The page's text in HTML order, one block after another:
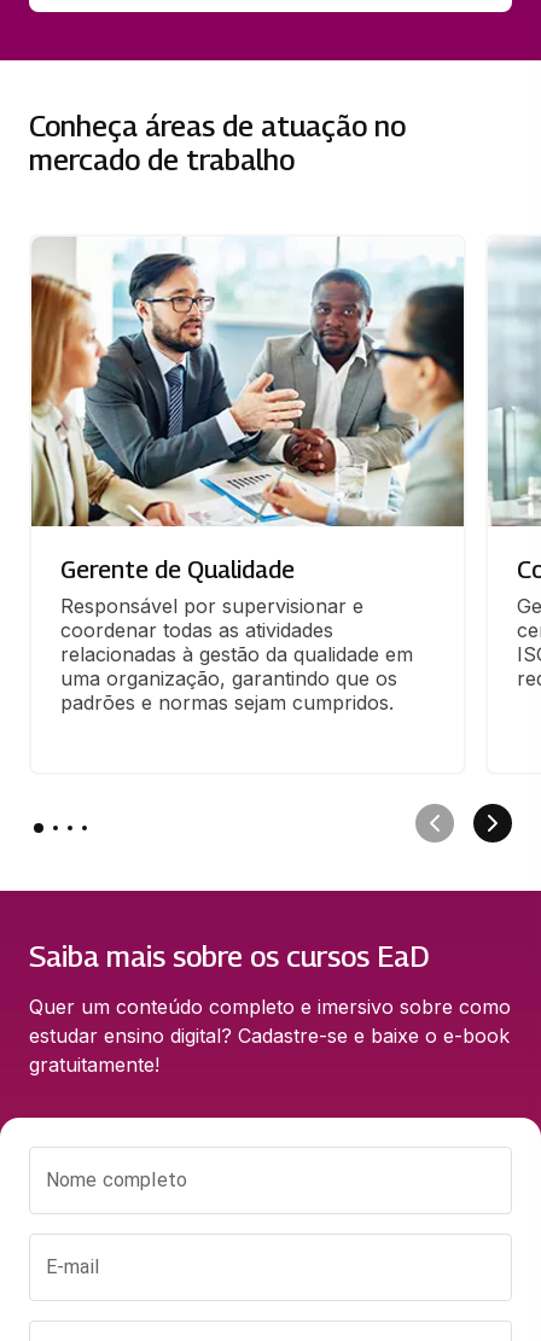
Conheça áreas de atuação no
mercado de trabalho
Gerente de Qualidade
Responsável por supervisionar e
coordenar todas as atividades
relacionadas à gestão da qualidade em
uma organização, garantindo que os
padrões e normas sejam cumpridos.
Saiba mais sobre os cursos EaD
Quer um conteúdo completo e imersivo sobre como
estudar ensino digital? Cadastre-se e baixe o e-book
gratuitamente!
Nome completo
E-mail